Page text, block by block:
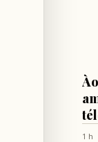
LIBAN
1 h